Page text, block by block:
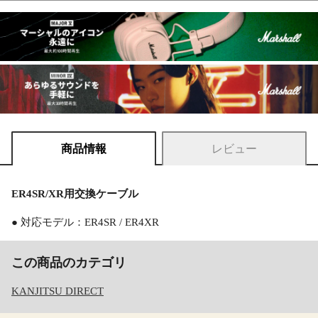
商品情報 レビュー
ER4SR/XR用交換ケーブル
● 対応モデル：ER4SR / ER4XR
この商品のカテゴリ
KANJITSU DIRECT